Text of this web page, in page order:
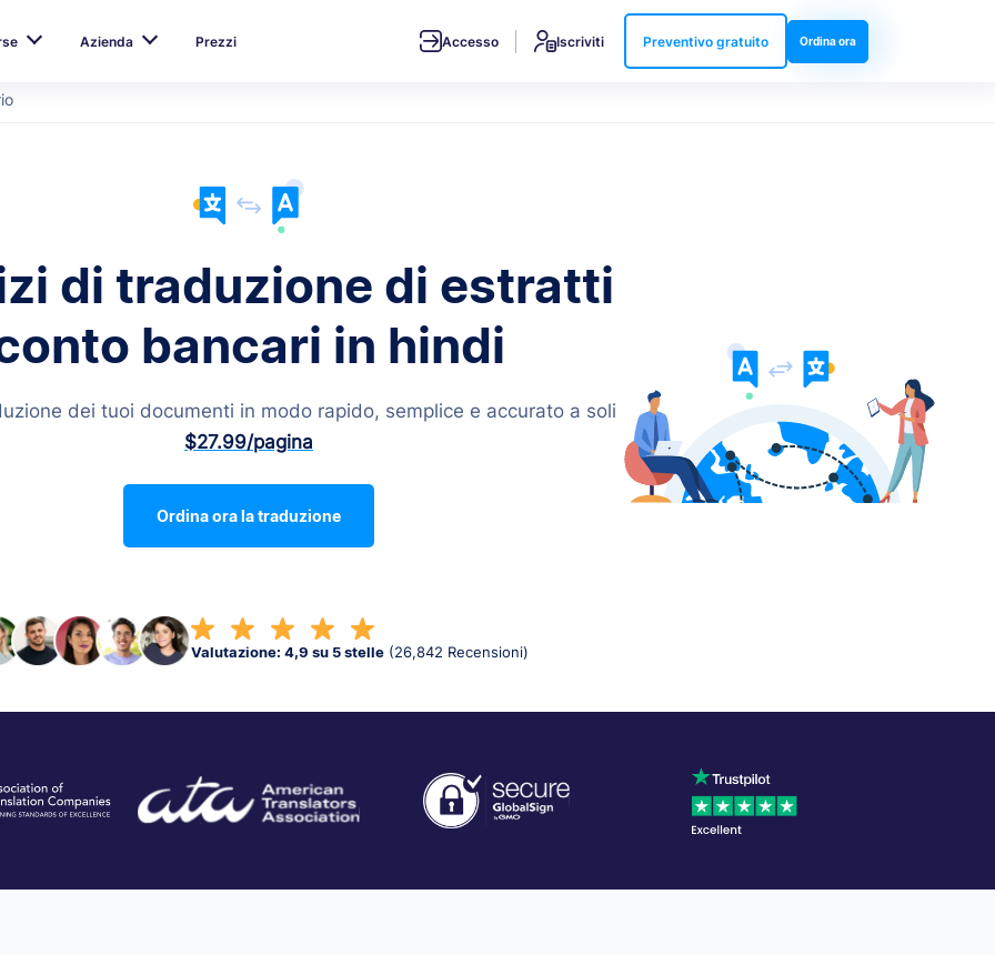
Azienda Prezzi Accesso Iscriviti Preventivo gratuito Ordina ora
di traduzione di estratti
bancari in hindi
dei tuoi documenti in modo rapido, semplice e accurato a soli
$27.99/pagina
Ordina ora la traduzione
Valutazione: 4,9 su 5 stelle (26,842 Recensioni)